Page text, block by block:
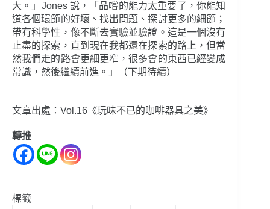
大。」Jones 說，「品嚐的能力太重要了，你能知
道各個環節的好壞、找出問題、探討更多的細節；
帶有科學性，像不斷去實驗並驗證。這是一個沒有
止盡的探索，直到現在我都還在探索的路上，但當
然我們走的路會更細更窄，很多會的東西已經變成
常識，然後繼續前進。」（下期待續）
文章出處：Vol.16《玩味不已的咖啡器具之美》
轉推
標籤